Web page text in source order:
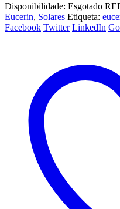
Disponibilidade: Esgotado
Eucerin, Solares Etiqueta:
Facebook Twitter LinkedIn